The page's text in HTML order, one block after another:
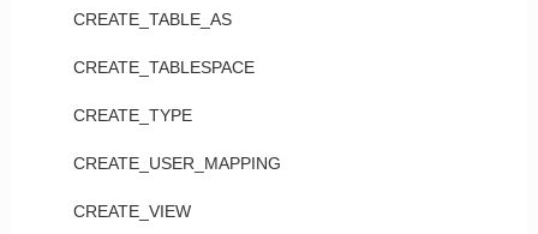
CREATE_TABLE_AS
CREATE_TABLESPACE
CREATE_TYPE
CREATE_USER_MAPPING
CREATE_VIEW